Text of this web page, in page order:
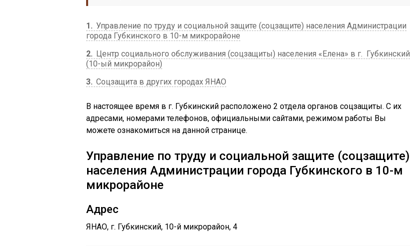
1
Управление по труду и социальной защите (соцзащите) населения Администрации
города Губкинского в 10-м микрорайоне
2
Центр социального обслуживания (соцзащиты) населения «Елена» в г. Губкинский
(10-ый микрорайон)
3 Соцзащита в других городах ЯНАО
В настоящее время в г. Губкинский расположено 2 отдела органов соцзащиты. С их
адресами, номерами телефонов, официальными сайтами, режимом работы Вы
можете ознакомиться на данной странице.
Управление по труду и социальной защите (соцзащите)
населения Администрации города Губкинского в 10-м
микрорайоне
Адрес
ЯНАО, г. Губкинский, 10-й микрорайон, 4